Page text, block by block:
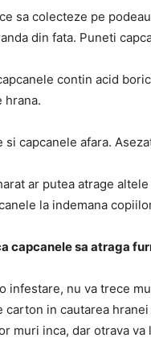
sa colecteze pe
din fata. Puneti
contin acid
hrana.
si capcanele afara.
ar putea atrage
la indemana
capcanele sa atraga
infestare, nu va trece
carton in cautarea
muri inca, dar otrava